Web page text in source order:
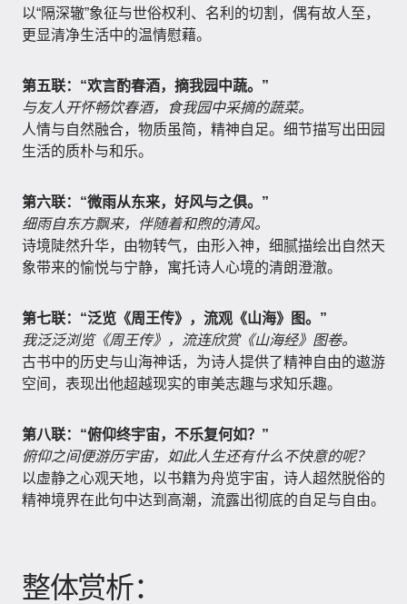
以“隔深辙”象征与世俗权利、名利的切割，偶有故人至，
更显清净生活中的温情慰藉。
第五联：“欢言酌春酒，摘我园中蔬。”
与友人开怀畅饮春酒，食我园中采摘的蔬菜。
人情与自然融合，物质虽简，精神自足。细节描写出田园
生活的质朴与和乐。
第六联：“微雨从东来，好风与之俱。”
细雨自东方飘来，伴随着和煦的清风。
诗境陡然升华，由物转气，由形入神，细腻描绘出自然天
象带来的愉悦与宁静，寓托诗人心境的清朗澄澈。
第七联：“泛览《周王传》，流观《山海》图。”
我泛泛浏览《周王传》，流连欣赏《山海经》图卷。
古书中的历史与山海神话，为诗人提供了精神自由的遨游
空间，表现出他超越现实的审美志趣与求知乐趣。
第八联：“俯仰终宇宙，不乐复何如？”
俯仰之间便游历宇宙，如此人生还有什么不快意的呢？
以虚静之心观天地，以书籍为舟览宇宙，诗人超然脱俗的
精神境界在此句中达到高潮，流露出彻底的自足与自由。
整体赏析：